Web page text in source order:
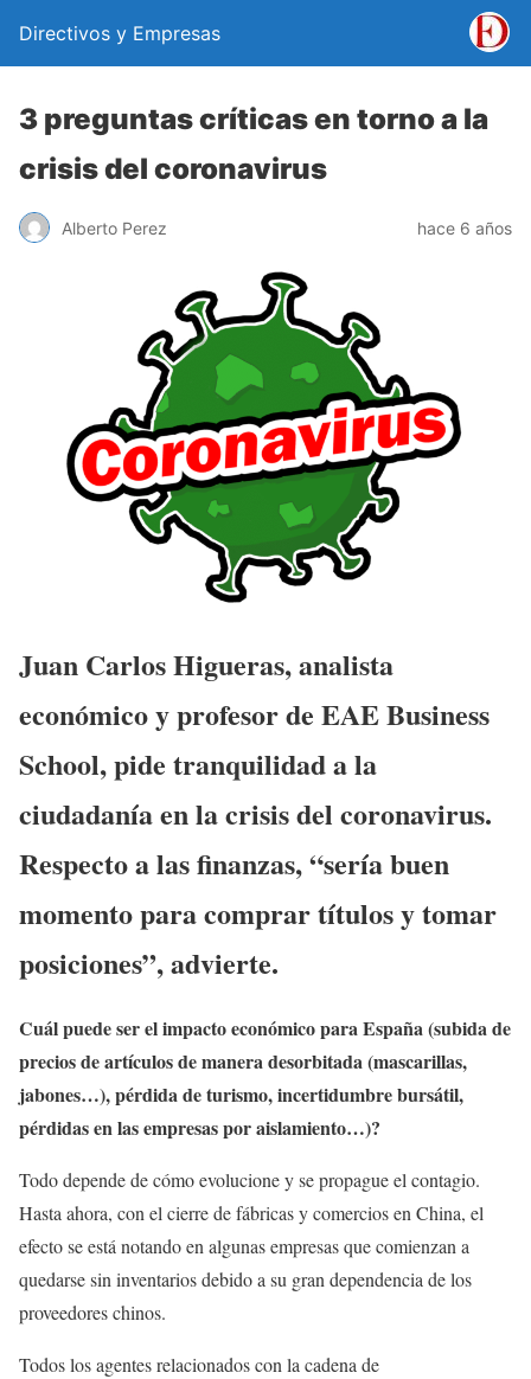
Directivos y Empresas
3 preguntas críticas en torno a la
crisis del coronavirus
Alberto Perez hace 6 años
Juan Carlos Higueras, analista
económico y profesor de EAE Business
School, pide tranquilidad a la
ciudadanía en la crisis del coronavirus.
Respecto a las finanzas, “sería buen
momento para comprar títulos y tomar
posiciones”, advierte.
Cuál puede ser el impacto económico para España (subida de
precios de artículos de manera desorbitada (mascarillas,
jabones…), pérdida de turismo, incertidumbre bursátil,
pérdidas en las empresas por aislamiento…)?
Todo depende de cómo evolucione y se propague el contagio.
Hasta ahora, con el cierre de fábricas y comercios en China, el
efecto se está notando en algunas empresas que comienzan a
quedarse sin inventarios debido a su gran dependencia de los
proveedores chinos.
Todos los agentes relacionados con la cadena de